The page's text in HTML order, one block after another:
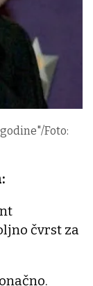
Foto:
čvrst za